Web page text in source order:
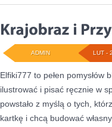
LUT -
ADMIN
Elfiki777 to pełen pomysłów
ilustrować i pisać ręcznie w
powstało z myślą o tych,
kartkę i chcą budować